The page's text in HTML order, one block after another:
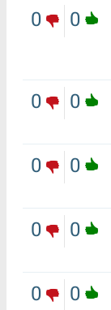
0
0
0
0
0
0
0
0
0
0